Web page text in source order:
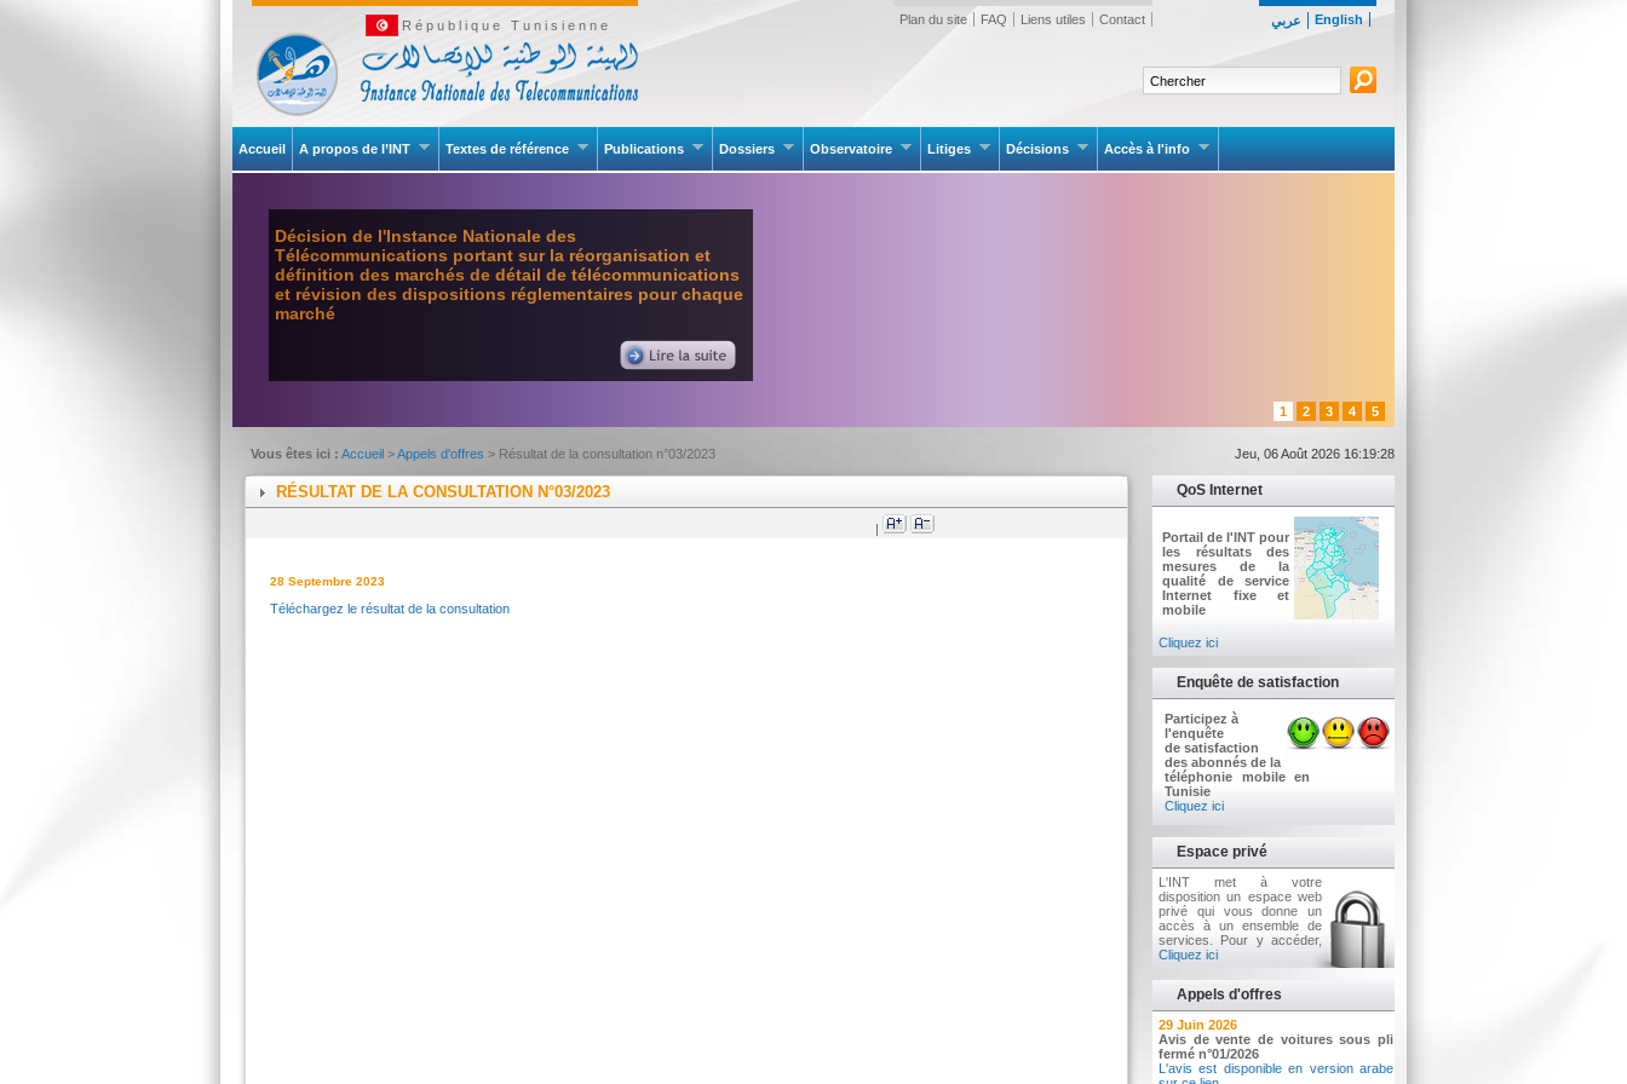
عربي English
Contact
Liens utiles
FAQ
Plan du site
République Tunisienne
Accueil A propos de l’INT Textes de référence Publications Dossiers Observatoire Litiges Décisions Accès à l'info
Décision de l'Instance Nationale des
Télécommunications portant sur la réorganisation et
définition des marchés de détail de télécommunications
et révision des dispositions réglementaires pour chaque
marché
1 2 3 4 5
Vous êtes ici : Accueil >Appels d'offres > Résultat de la consultation n°03/2023 Jeu, 06 Août 2026 16:19:28
QoS Internet
Portail de l'INT pour
les résultats des
mesures de la
qualité de service
Internet fixe et
mobile
Cliquez ici
Enquête de satisfaction
Participez à
l'enquête
de satisfaction
des abonnés de la
téléphonie mobile en
Tunisie
Cliquez ici
Espace privé
L'INT met à votre
disposition un espace web
privé qui vous donne un
accès à un ensemble de
services. Pour y accéder,
Cliquez ici
Appels d'offres
2 Juillet 2026
Avis d'appel d'offres n°3/2026
Acquisition d’équipements informatiques
29 Juin 2026
Avis de vente de voitures sous pli
fermé n°01/2026
L'avis est disponible en version arabe
RÉSULTAT DE LA CONSULTATION N°03/2023
|
28 Septembre 2023
Téléchargez le résultat de la consultation